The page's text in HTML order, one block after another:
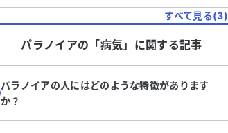
すべて見る(3)
パラノイアの「病気」に関する記事
パラノイアの人にはどのような特徴があります
か？